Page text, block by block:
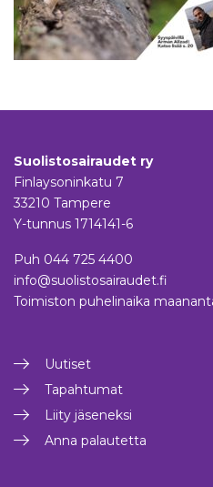
Suolistosairaudet ry
Finlaysoninkatu 7
33210 Tampere
Y-tunnus 1714141-6
Puh 044 725 4400
info@suolistosairaudet.fi
Toimiston puhelinaika
Uutiset
Tapahtumat
Liity jäseneksi
Anna palautetta